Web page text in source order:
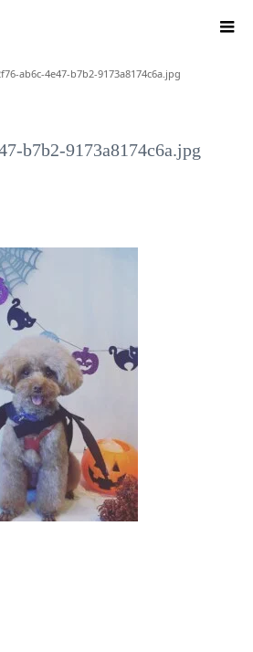
ab6c-4e47-b7b2-9173a8174c6a.jpg
b7b2-9173a8174c6a.jpg